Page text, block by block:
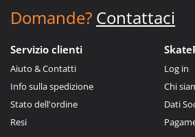
Domande? Contattaci
Servizio clienti
Aiuto & Contatti
Info sulla spedizione
Stato dell'ordine
Resi
Log in
Chi
Dati